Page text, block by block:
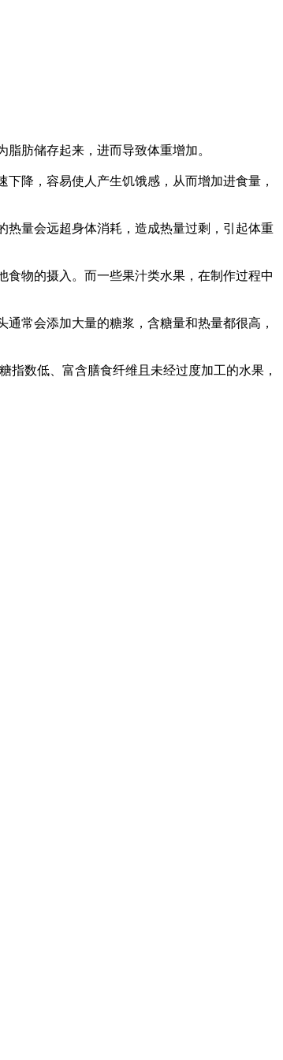
肪储存起来，进而导致体重增加。
降，容易使人产生饥饿感，从而增加进食量，
量会远超身体消耗，造成热量过剩，引起体重
物的摄入。而一些果汁类水果，在制作过程中
常会添加大量的糖浆，含糖量和热量都很高，
数低、富含膳食纤维且未经过度加工的水果，